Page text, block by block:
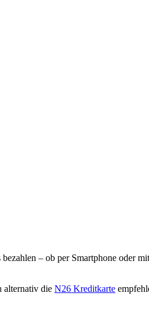
– ob per Smartphone oder
alternativ die N26 Kreditkarte